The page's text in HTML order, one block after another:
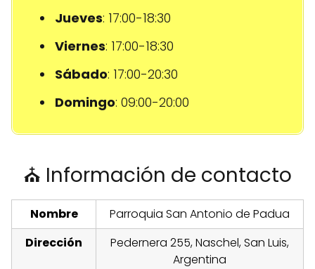
Jueves: 17:00-18:30
Viernes: 17:00-18:30
Sábado: 17:00-20:30
Domingo: 09:00-20:00
⛪ Información de contacto
Nombre
Parroquia San Antonio de Padua
Dirección
Pedernera 255, Naschel, San Luis,
Argentina